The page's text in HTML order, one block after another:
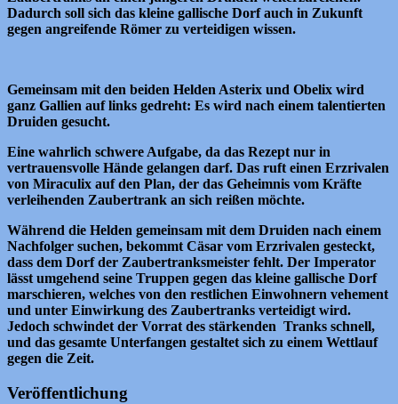
Dadurch soll sich das kleine gallische Dorf auch in Zukunft
gegen angreifende Römer zu verteidigen wissen.
Gemeinsam mit den beiden Helden Asterix und Obelix wird
ganz Gallien auf links gedreht: Es wird nach einem talentierten
Druiden gesucht.
Eine wahrlich schwere Aufgabe, da das Rezept nur in
vertrauensvolle Hände gelangen darf. Das ruft einen Erzrivalen
von Miraculix auf den Plan, der das Geheimnis vom Kräfte
verleihenden Zaubertrank an sich reißen möchte.
Während die Helden gemeinsam mit dem Druiden nach einem
Nachfolger suchen, bekommt Cäsar vom Erzrivalen gesteckt,
dass dem Dorf der Zaubertranksmeister fehlt. Der Imperator
lässt umgehend seine Truppen gegen das kleine gallische Dorf
marschieren, welches von den restlichen Einwohnern vehement
und unter Einwirkung des Zaubertranks verteidigt wird.
Jedoch schwindet der Vorrat des stärkenden Tranks schnell,
und das gesamte Unterfangen gestaltet sich zu einem Wettlauf
gegen die Zeit.
Veröffentlichung